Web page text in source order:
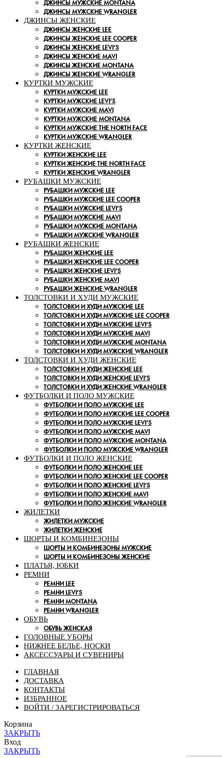
ДЖИНСЫ МУЖСКИЕ MONTANA
ДЖИНСЫ МУЖСКИЕ WRANGLER
ДЖИНСЫ ЖЕНСКИЕ
ДЖИНСЫ ЖЕНСКИЕ LEE
ДЖИНСЫ ЖЕНСКИЕ LEE COOPER
ДЖИНСЫ ЖЕНСКИЕ LEVI’S
ДЖИНСЫ ЖЕНСКИЕ MAVI
ДЖИНСЫ ЖЕНСКИЕ MONTANA
ДЖИНСЫ ЖЕНСКИЕ WRANGLER
КУРТКИ МУЖСКИЕ
КУРТКИ МУЖСКИЕ LEE
КУРТКИ МУЖСКИЕ LEVI’S
КУРТКИ МУЖСКИЕ MAVI
КУРТКИ МУЖСКИЕ MONTANA
КУРТКИ МУЖСКИЕ THE NORTH FACE
КУРТКИ МУЖСКИЕ WRANGLER
КУРТКИ ЖЕНСКИЕ
КУРТКИ ЖЕНСКИЕ LEE
КУРТКИ ЖЕНСКИЕ THE NORTH FACE
КУРТКИ ЖЕНСКИЕ WRANGLER
РУБАШКИ МУЖСКИЕ
РУБАШКИ МУЖСКИЕ LEE
РУБАШКИ МУЖСКИЕ LEE COOPER
РУБАШКИ МУЖСКИЕ LEVI’S
РУБАШКИ МУЖСКИЕ MAVI
РУБАШКИ МУЖСКИЕ MONTANA
РУБАШКИ МУЖСКИЕ WRANGLER
РУБАШКИ ЖЕНСКИЕ
РУБАШКИ ЖЕНСКИЕ LEE
РУБАШКИ ЖЕНСКИЕ LEE COOPER
РУБАШКИ ЖЕНСКИЕ LEVI’S
РУБАШКИ ЖЕНСКИЕ MAVI
РУБАШКИ ЖЕНСКИЕ WRANGLER
ТОЛСТОВКИ И ХУДИ МУЖСКИЕ
ТОЛСТОВКИ И ХУДИ МУЖСКИЕ LEE
ТОЛСТОВКИ И ХУДИ МУЖСКИЕ LEE COOPER
ТОЛСТОВКИ И ХУДИ МУЖСКИЕ LEVI’S
ТОЛСТОВКИ И ХУДИ МУЖСКИЕ MAVI
ТОЛСТОВКИ И ХУДИ МУЖСКИЕ MONTANA
ТОЛСТОВКИ И ХУДИ МУЖСКИЕ WRANGLER
ТОЛСТОВКИ И ХУДИ ЖЕНСКИЕ
ТОЛСТОВКИ И ХУДИ ЖЕНСКИЕ LEE
ТОЛСТОВКИ И ХУДИ ЖЕНСКИЕ LEVI’S
ТОЛСТОВКИ И ХУДИ ЖЕНСКИЕ WRANGLER
ФУТБОЛКИ И ПОЛО МУЖСКИЕ
ФУТБОЛКИ И ПОЛО МУЖСКИЕ LEE
ФУТБОЛКИ И ПОЛО МУЖСКИЕ LEE COOPER
ФУТБОЛКИ И ПОЛО МУЖСКИЕ LEVI’S
ФУТБОЛКИ И ПОЛО МУЖСКИЕ MAVI
ФУТБОЛКИ И ПОЛО МУЖСКИЕ MONTANA
ФУТБОЛКИ И ПОЛО МУЖСКИЕ WRANGLER
ФУТБОЛКИ И ПОЛО ЖЕНСКИЕ
ФУТБОЛКИ И ПОЛО ЖЕНСКИЕ LEE
ФУТБОЛКИ И ПОЛО ЖЕНСКИЕ LEE COOPER
ФУТБОЛКИ И ПОЛО ЖЕНСКИЕ LEVI’S
ФУТБОЛКИ И ПОЛО ЖЕНСКИЕ MAVI
ФУТБОЛКИ И ПОЛО ЖЕНСКИЕ WRANGLER
ЖИЛЕТКИ
ЖИЛЕТКИ МУЖСКИЕ
ЖИЛЕТКИ ЖЕНСКИЕ
ШОРТЫ И КОМБИНЕЗОНЫ
ШОРТЫ И КОМБИНЕЗОНЫ МУЖСКИЕ
ШОРТЫ И КОМБИНЕЗОНЫ ЖЕНСКИЕ
ПЛАТЬЯ, ЮБКИ
РЕМНИ
РЕМНИ LEE
РЕМНИ LEVI’S
РЕМНИ MONTANA
РЕМНИ WRANGLER
ОБУВЬ
ОБУВЬ ЖЕНСКАЯ
ГОЛОВНЫЕ УБОРЫ
НИЖНЕЕ БЕЛЬЕ, НОСКИ
АКСЕССУАРЫ И СУВЕНИРЫ
ГЛАВНАЯ
ДОСТАВКА
КОНТАКТЫ
ИЗБРАННОЕ
ВОЙТИ / ЗАРЕГИСТРИРОВАТЬСЯ
Корзина
ЗАКРЫТЬ
Вход
ЗАКРЫТЬ